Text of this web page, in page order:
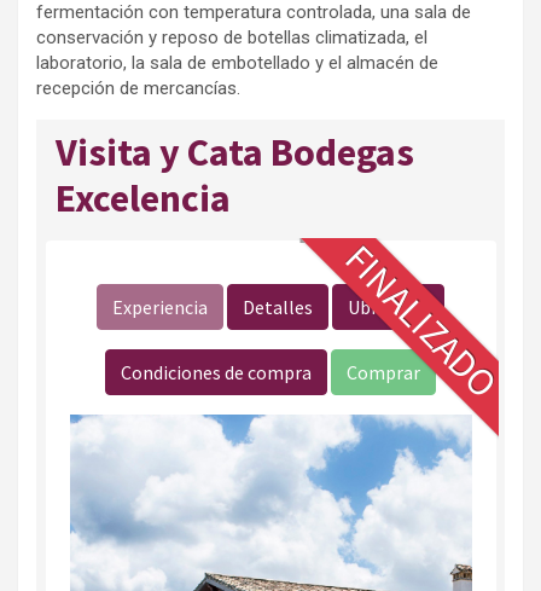
fermentación con temperatura controlada, una sala de
conservación y reposo de botellas climatizada, el
laboratorio, la sala de embotellado y el almacén de
recepción de mercancías.